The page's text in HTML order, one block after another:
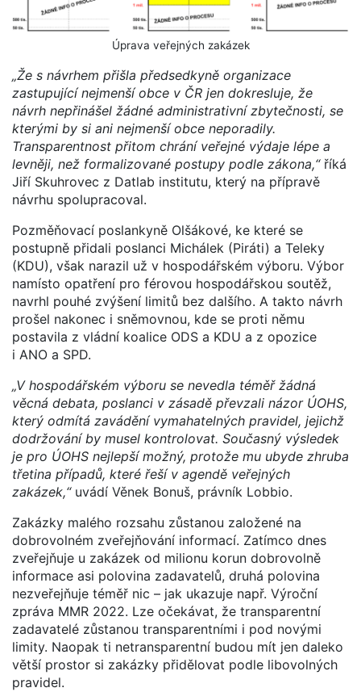
Úprava veřejných zakázek
„Že s návrhem přišla předsedkyně organizace
zastupující nejmenší obce v ČR jen dokresluje, že
návrh nepřinášel žádné administrativní zbytečnosti, se
kterými by si ani nejmenší obce neporadily.
Transparentnost přitom chrání veřejné výdaje lépe a
levněji, než formalizované postupy podle zákona,“říká
Jiří Skuhrovec z Datlab institutu, který na přípravě
návrhu spolupracoval.
Pozměňovací poslankyně Olšákové, ke které se
postupně přidali poslanci Michálek (Piráti) a Teleky
(KDU), však narazil už v hospodářském výboru. Výbor
namísto opatření pro férovou hospodářskou soutěž,
navrhl pouhé zvýšení limitů bez dalšího. A takto návrh
prošel nakonec i sněmovnou, kde se proti němu
postavila z vládní koalice ODS a KDU a z opozice
i ANO a SPD.
„V hospodářském výboru se nevedla téměř žádná
věcná debata, poslanci v zásadě převzali názor ÚOHS,
který odmítá zavádění vymahatelných pravidel, jejichž
dodržování by musel kontrolovat. Současný výsledek
je pro ÚOHS nejlepší možný, protože mu ubyde zhruba
třetina případů, které řeší v agendě veřejných
zakázek,“uvádí Věnek Bonuš, právník Lobbio.
Zakázky malého rozsahu zůstanou založené na
dobrovolném zveřejňování informací. Zatímco dnes
zveřejňuje u zakázek od milionu korun dobrovolně
informace asi polovina zadavatelů, druhá polovina
nezveřejňuje téměř nic – jak ukazuje např. Výroční
zpráva MMR 2022. Lze očekávat, že transparentní
zadavatelé zůstanou transparentními i pod novými
limity. Naopak ti netransparentní budou mít jen daleko
větší prostor si zakázky přidělovat podle libovolných
pravidel.